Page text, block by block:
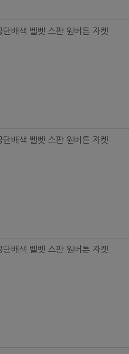
배색 벨벳 스판 원버튼 자켓
배색 벨벳 스판 원버튼 자켓
배색 벨벳 스판 원버튼 자켓